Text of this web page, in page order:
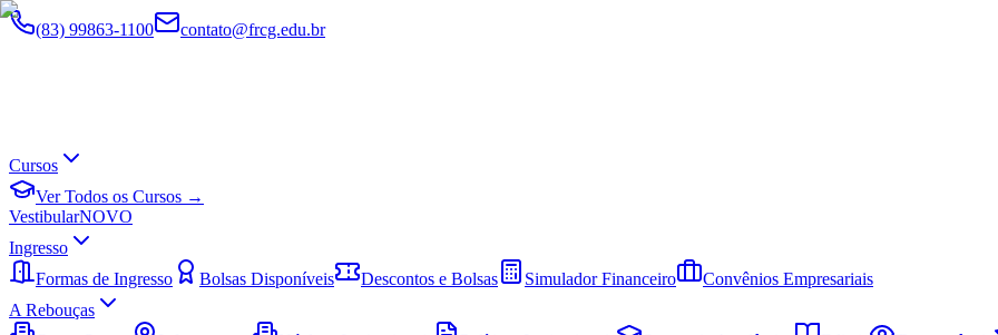
(83) 99863-1100 contato@frcg.edu.br
Cursos
Ver Todos os Cursos →
VestibularNOVO
Ingresso
Formas de Ingresso
Bolsas Disponíveis Descontos e Bolsas Simulador Financeiro
Convênios Empresariais
A Rebouças